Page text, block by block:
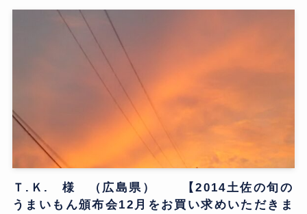
Ｔ.Ｋ. 様 （広島県） 【2014土佐の旬の
うまいもん頒布会12月をお買い求めいただきま